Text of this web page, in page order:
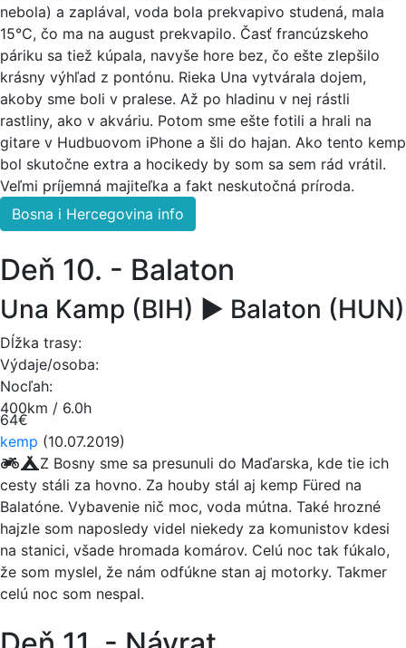
nebola) a zaplával, voda bola prekvapivo studená, mala
15°C, čo ma na august prekvapilo. Časť francúzskeho
páriku sa tiež kúpala, navyše hore bez, čo ešte zlepšilo
krásny výhľad z pontónu. Rieka Una vytvárala dojem,
akoby sme boli v pralese. Až po hladinu v nej rástli
rastliny, ako v akváriu. Potom sme ešte fotili a hrali na
gitare v Hudbuovom iPhone a šli do hajan. Ako tento kemp
bol skutočne extra a hocikedy by som sa sem rád vrátil.
Veľmi príjemná majiteľka a fakt neskutočná príroda.
Bosna i Hercegovina info
Deň 10. - Balaton
Una Kamp (BIH) ► Balaton (HUN)
Dĺžka trasy:
Výdaje/osoba:
Nocľah:
400km / 6.0h
64€
kemp (10.07.2019)
Z Bosny sme sa presunuli do Maďarska, kde tie ich
cesty stáli za hovno. Za houby stál aj kemp Füred na
Balatóne. Vybavenie nič moc, voda mútna. Také hrozné
hajzle som naposledy videl niekedy za komunistov kdesi
na stanici, všade hromada komárov. Celú noc tak fúkalo,
že som myslel, že nám odfúkne stan aj motorky. Takmer
celú noc som nespal.